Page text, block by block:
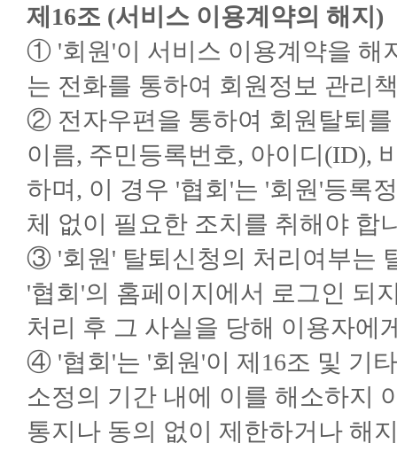
제16조 (서비스 이용계약의 해지)
① '회원'이 서비스 이용계약을 해
는 전화를 통하여 회원정보 관리
② 전자우편을 통하여 회원탈퇴
이름, 주민등록번호, 아이디(ID),
하며, 이 경우 '협회'는 '회원'등록
체 없이 필요한 조치를 취해야 합
③ '회원' 탈퇴신청의 처리여부는
'협회'의 홈페이지에서 로그인 되
처리 후 그 사실을 당해 이용자에
④ '협회'는 '회원'이 제16조 및 기
소정의 기간 내에 이를 해소하지
통지나 동의 없이 제한하거나 해